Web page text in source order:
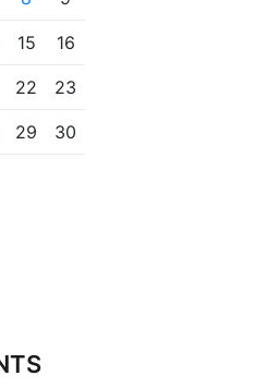
15 16
22 23
29 30